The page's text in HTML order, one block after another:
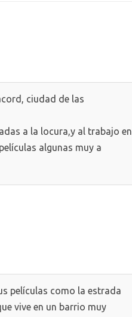
ciudad de las
a la locura,y al trabajo en
algunas muy a
películas como la estrada
vive en un barrio muy